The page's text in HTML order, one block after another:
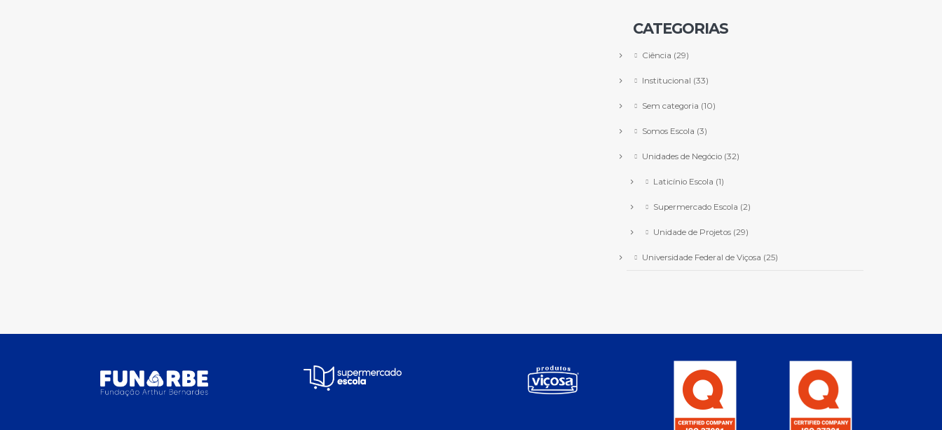
CATEGORIAS
Ciência (29)
Institucional (33)
Sem categoria (10)
Somos Escola (3)
Unidades de Negócio (32)
Laticínio Escola (1)
Supermercado Escola (2)
Unidade de Projetos (29)
Universidade Federal de Viçosa (25)